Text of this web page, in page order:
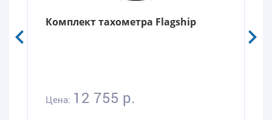
Комплект тахометра Flagship
Цена: 12 755 р.